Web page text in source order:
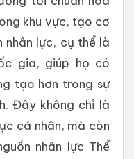
khu vực, tạo cơ
nhân lực, cụ thể là
gia, giúp họ có
tạo hơn trong sự
Đây không chỉ là
cá nhân, mà còn
nhân lực Thể